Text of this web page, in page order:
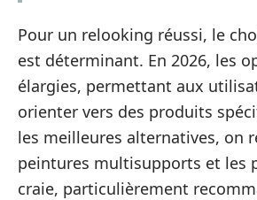
Pour un relooking réussi, le
est déterminant. En 2026, les
élargies, permettant aux
orienter vers des produits
les meilleures alternatives, on
peintures multisupports et les
craie, particulièrement